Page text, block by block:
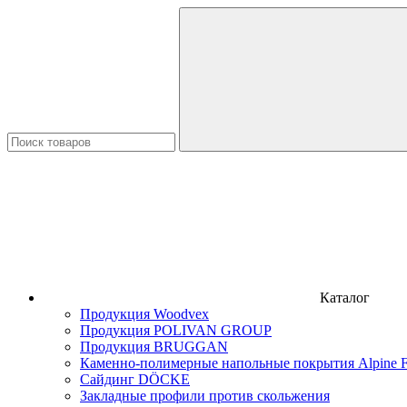
Каталог
Продукция Woodvex
Продукция POLIVAN GROUP
Продукция BRUGGAN
Каменно-полимерные напольные покрытия Alpine
Сайдинг DÖCKE
Закладные профили против скольжения